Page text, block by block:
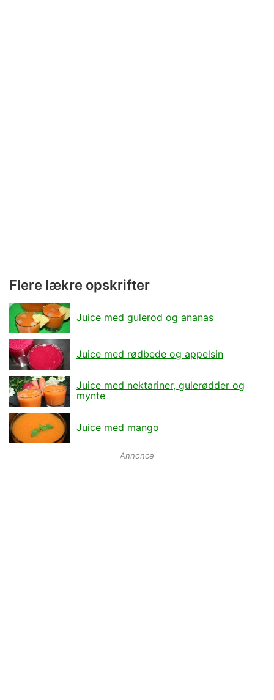
Flere lækre opskrifter
Juice med gulerod og ananas
Juice med rødbede og appelsin
Juice med nektariner, gulerødder og
mynte
Juice med mango
Annonce